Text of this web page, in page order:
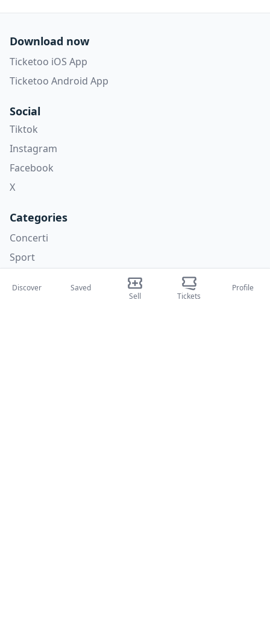
Download now
Ticketoo iOS App
Ticketoo Android App
Social
Tiktok
Instagram
Facebook
X
Categories
Concerti
Sport
Discover
Saved
Sell
Tickets
Profile